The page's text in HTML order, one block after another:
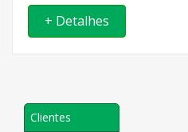
+ Detalhes
Clientes